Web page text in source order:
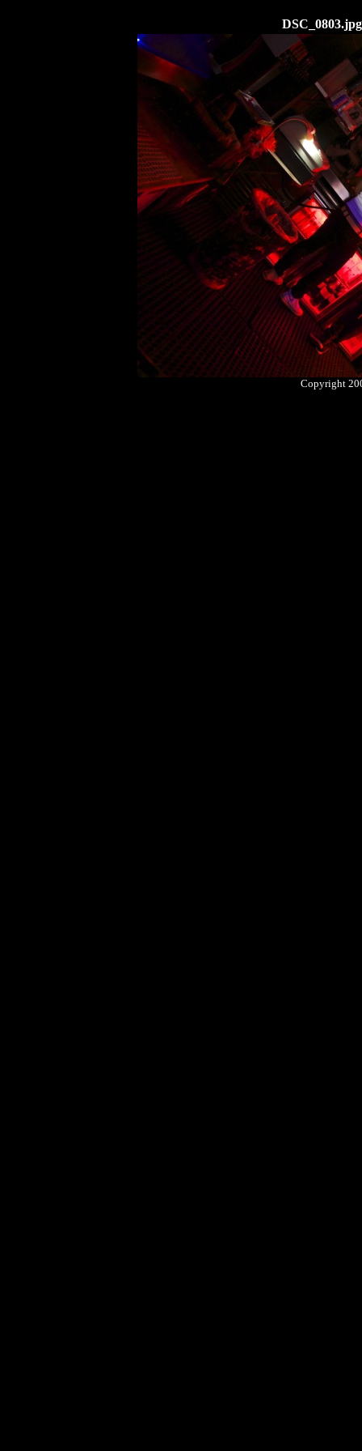
DSC_0803.jpg
Copyright